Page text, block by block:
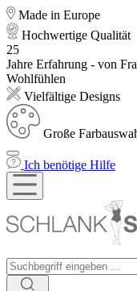
Made in Europe
Hochwertige Qualität
25
Jahre Erfahrung - von
Wohlfühlen
Vielfältige Designs
Große
Ich benötige Hilfe